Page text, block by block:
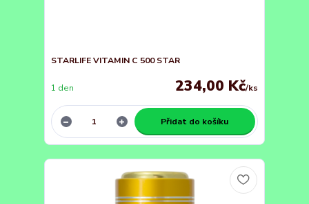
STARLIFE VITAMIN C 500 STAR
234,00 Kč/ks
1 den
Přidat do košíku